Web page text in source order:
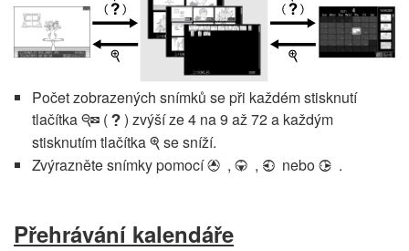
Počet zobrazených snímků se při každém stisknutí
tlačítka W ( Q ) zvýší ze 4 na 9 až 72 a každým
stisknutím tlačítka X se sníží.
Zvýrazněte snímky pomocí1 , 3 , 4 nebo 2 .
Přehrávání kalendáře